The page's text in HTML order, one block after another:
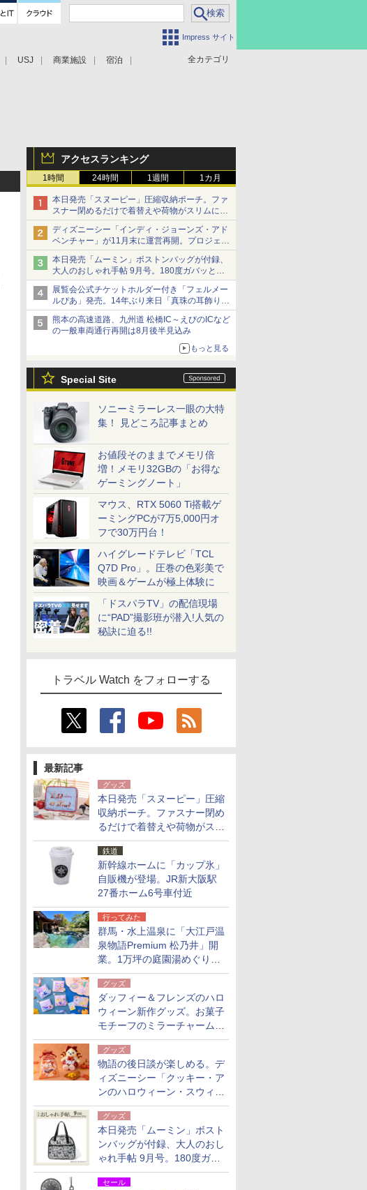
Impress サイト
全カテゴリ
USJ 商業施設 宿泊
アクセスランキング
1時間 24時間 1週間 1カ月
本日発売「スヌーピー」圧縮収納ポーチ。ファ
スナー閉めるだけで着替えや荷物がスリムにま
とまる
ディズニーシー「インディ・ジョーンズ・アド
ベンチャー」が11月末に運営再開。プロジェク
ションマッピングを追加、DPAは1500円
本日発売「ムーミン」ボストンバッグが付録、
大人のおしゃれ手帖 9月号。180度ガバッと開
いて大容量
展覧会公式チケットホルダー付き「フェルメー
ルぴあ」発売。14年ぶり来日「真珠の耳飾りの
少女」ほか37作品のガイド
熊本の高速道路、九州道 松橋IC～えびのICなど
の一般車両通行再開は8月後半見込み
もっと見る
Special Site
ソニーミラーレス一眼の大特
集！ 見どころ記事まとめ
お値段そのままでメモリ倍
増！メモリ32GBの「お得な
ゲーミングノート」
マウス、RTX 5060 Ti搭載ゲ
ーミングPCが7万5,000円オ
フで30万円台！
ハイグレードテレビ「TCL
Q7D Pro」。圧巻の色彩美で
映画＆ゲームが極上体験に
「ドスパラTV」の配信現場
に“PAD”撮影班が潜入!人気の
秘訣に迫る!!
トラベル Watch をフォローする
最新記事
グッズ
本日発売「スヌーピー」圧縮
収納ポーチ。ファスナー閉め
るだけで着替えや荷物がスリ
ムにまとまる
鉄道
新幹線ホームに「カップ氷」
自販機が登場。JR新大阪駅
27番ホーム6号車付近
行ってみた
群馬・水上温泉に「大江戸温
泉物語Premium 松乃井」開
業。1万坪の庭園湯めぐり＆
豪華バイキングを体験してき
た！
グッズ
ダッフィー＆フレンズのハロ
ウィーン新作グッズ。お菓子
モチーフのミラーチャーム/
デザインポーチほか
グッズ
物語の後日談が楽しめる。デ
ィズニーシー「クッキー・ア
ンのハロウィーン・スウィー
トサプライズ」限定グッズ公
開グッズ
本日発売「ムーミン」ボスト
ンバッグが付録、大人のおし
ゃれ手帖 9月号。180度ガバ
ッと開いて大容量
セール